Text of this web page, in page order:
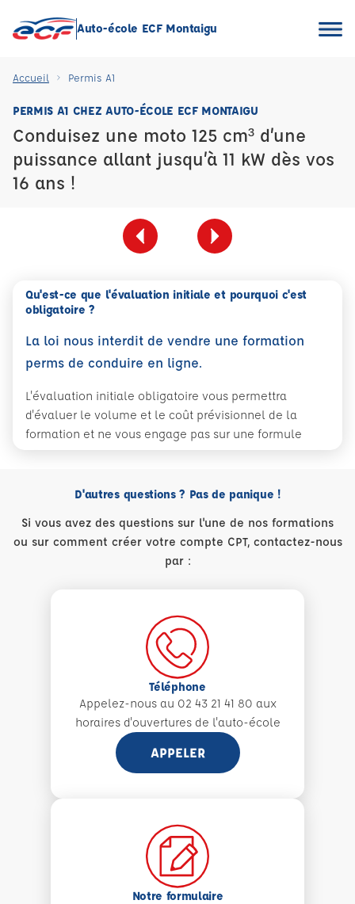
Auto-école ECF Montaigu
Accueil Permis A1
PERMIS A1 CHEZ AUTO-ÉCOLE ECF MONTAIGU
Conduisez une moto 125 cm³ d’une
puissance allant jusqu’à 11 kW dès vos
16 ans !
Qu'est-ce que l'évaluation initiale et pourquoi c'est
obligatoire ?
La loi nous interdit de vendre une formation
perms de conduire en ligne.
L'évaluation initiale obligatoire vous permettra
d'évaluer le volume et le coût prévisionnel de la
formation et ne vous engage pas sur une formule
D'autres questions ? Pas de panique !
Si vous avez des questions sur l'une de nos formations
ou sur comment créer votre compte CPT, contactez-nous
par :
Téléphone
Appelez-nous au 02 43 21 41 80 aux
horaires d'ouvertures de l'auto-école
APPELER
Notre formulaire